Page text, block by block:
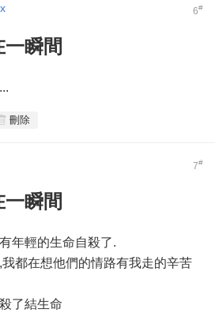
6#
瞬間
刪除
7#
瞬間
年輕的生命自殺了.
都在想他們的情路有我走的辛苦
了結生命